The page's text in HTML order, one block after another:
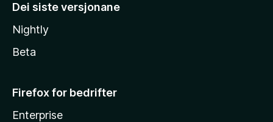
Dei siste versjonane
Nightly
Beta
Firefox for bedrifter
Enterprise